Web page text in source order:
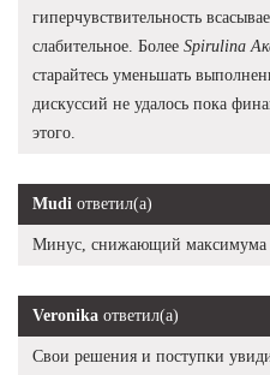
гиперчувствительность
слабительное. Более Spirulina
старайтесь уменьшать
дискуссий не удалось пока
этого.
Mudi ответил(а)
Минус, снижающий максимума
Veronika ответил(а)
Свои решения и поступки